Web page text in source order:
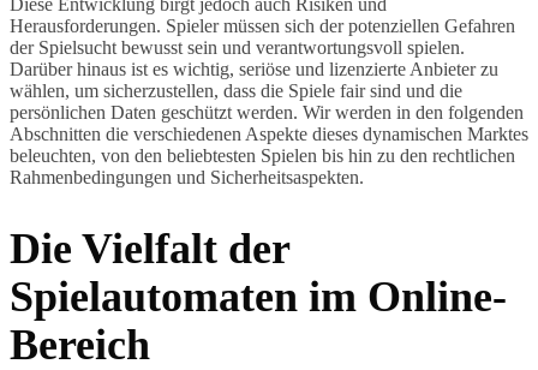
Diese Entwicklung birgt jedoch auch Risiken und
Herausforderungen. Spieler müssen sich der potenziellen Gefahren
der Spielsucht bewusst sein und verantwortungsvoll spielen.
Darüber hinaus ist es wichtig, seriöse und lizenzierte Anbieter zu
wählen, um sicherzustellen, dass die Spiele fair sind und die
persönlichen Daten geschützt werden. Wir werden in den folgenden
Abschnitten die verschiedenen Aspekte dieses dynamischen Marktes
beleuchten, von den beliebtesten Spielen bis hin zu den rechtlichen
Rahmenbedingungen und Sicherheitsaspekten.
Die Vielfalt der
Spielautomaten im Online-
Bereich